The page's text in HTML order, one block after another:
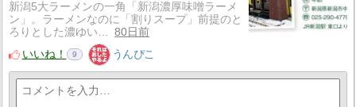
新潟5大ラーメンの一角「新潟濃厚味噌ラーメ
ン」。ラーメンなのに「割りスープ」前提のと
ろりとした濃ゆい…
80日前
いいね！
9 うんぴこ